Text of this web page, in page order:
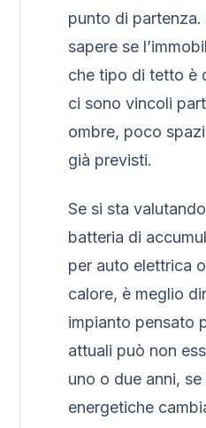
punto di
sapere se
che tipo di tetto è
ci sono vincoli
ombre, poco
già previsti.
Se si sta
batteria di
per auto elettrica
calore, è meglio
impianto pensato
attuali può non
uno o due anni,
energetiche